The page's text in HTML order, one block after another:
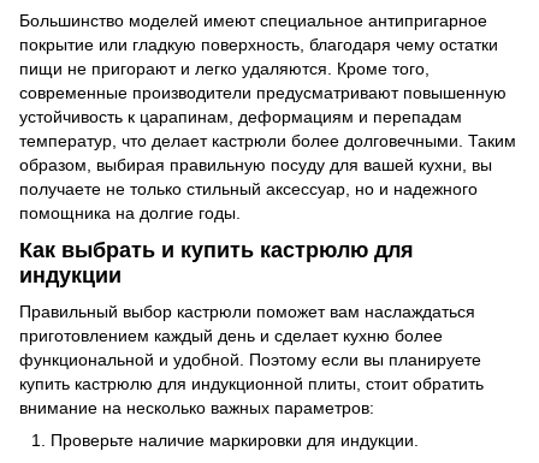
Большинство моделей имеют специальное антипригарное
покрытие или гладкую поверхность, благодаря чему остатки
пищи не пригорают и легко удаляются. Кроме того,
современные производители предусматривают повышенную
устойчивость к царапинам, деформациям и перепадам
температур, что делает кастрюли более долговечными. Таким
образом, выбирая правильную посуду для вашей кухни, вы
получаете не только стильный аксессуар, но и надежного
помощника на долгие годы.
Как выбрать и купить кастрюлю для
индукции
Правильный выбор кастрюли поможет вам наслаждаться
приготовлением каждый день и сделает кухню более
функциональной и удобной. Поэтому если вы планируете
купить кастрюлю для индукционной плиты, стоит обратить
внимание на несколько важных параметров:
Проверьте наличие маркировки для индукции.